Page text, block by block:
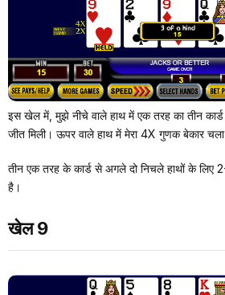
इस खेल में, मुझे नीचे वाले हाथ में एक तरह का तीन
जीत मिली। ऊपर वाले हाथ में मेरा 4X गुणक बेकार चला
तीन एक तरह के कार्ड से अगले दो निचले हाथों के लिए
है।
खेल 9